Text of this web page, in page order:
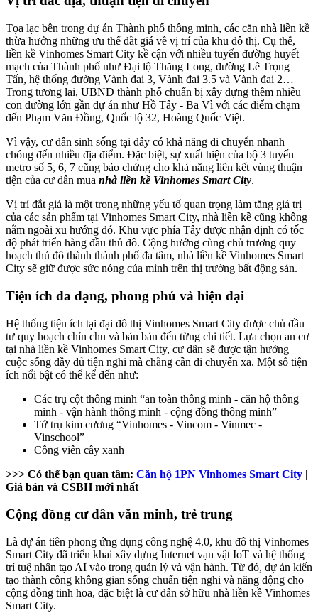
Tọa lạc bên trong dự án Thành phố thông minh, các căn nhà liền kề
thừa hưởng những ưu thế đắt giá về vị trí của khu đô thị. Cụ thể,
liền kề Vinhomes Smart City kề cận với nhiều tuyến đường huyết
mạch của Thành phố như Đại lộ Thăng Long, đường Lê Trọng
Tấn, hệ thống đường Vành đai 3, Vành đai 3.5 và Vành đai 2…
Trong tương lai, UBND thành phố chuẩn bị xây dựng thêm nhiều
con đường lớn gần dự án như Hồ Tây - Ba Vì với các điểm chạm
đến Phạm Văn Đồng, Quốc lộ 32, Hoàng Quốc Việt.
Vì vậy, cư dân sinh sống tại đây có khả năng di chuyển nhanh
chóng đến nhiều địa điểm. Đặc biệt, sự xuất hiện của bộ 3 tuyến
metro số 5, 6, 7 cũng bảo chứng cho khả năng liên kết vùng thuận
tiện của cư dân mua nhà liền kề Vinhomes Smart City.
Vị trí đắt giá là một trong những yếu tố quan trọng làm tăng giá trị
của các sản phẩm tại Vinhomes Smart City, nhà liền kề cũng không
nằm ngoài xu hướng đó. Khu vực phía Tây được nhận định có tốc
độ phát triển hàng đầu thủ đô. Cộng hưởng cùng chủ trương quy
hoạch thủ đô thành thành phố đa tâm, nhà liền kề Vinhomes Smart
City sẽ giữ được sức nóng của mình trên thị trường bất động sản.
Tiện ích đa dạng, phong phú và hiện đại
Hệ thống tiện ích tại đại đô thị Vinhomes Smart City được chủ đầu
tư quy hoạch chỉn chu và bản bản đến từng chi tiết. Lựa chọn an cư
tại nhà liền kề Vinhomes Smart City, cư dân sẽ được tận hưởng
cuộc sống đầy đủ tiện nghi mà chẳng cần di chuyển xa. Một số tiện
ích nổi bật có thể kể đến như:
Các trụ cột thông minh “an toàn thông minh - căn hộ thông
minh - vận hành thông minh - cộng đồng thông minh”
Tứ trụ kim cương “Vinhomes - Vincom - Vinmec -
Vinschool”
Công viên cây xanh
>>> Có thể bạn quan tâm: Căn hộ 1PN Vinhomes Smart City |
Giá bán và CSBH mới nhất
Cộng đồng cư dân văn minh, trẻ trung
Là dự án tiên phong ứng dụng công nghệ 4.0, khu đô thị Vinhomes
Smart City đã triển khai xây dựng Internet vạn vật IoT và hệ thống
trí tuệ nhân tạo AI vào trong quản lý và vận hành. Từ đó, dự án kiến
tạo thành công không gian sống chuẩn tiện nghi và năng động cho
cộng đồng tinh hoa, đặc biệt là cư dân sở hữu nhà liền kề Vinhomes
Smart City.